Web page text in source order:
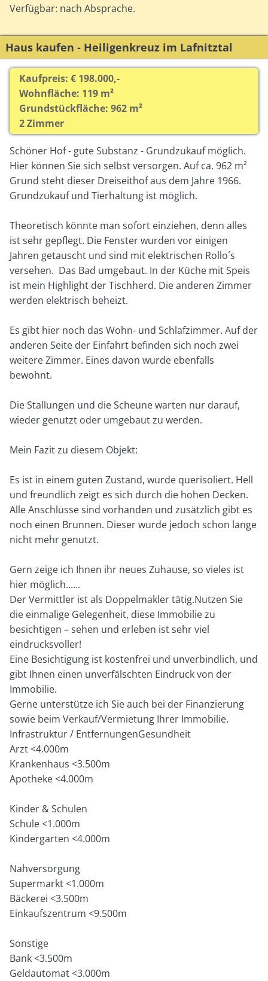
Verfügbar: nach Absprache.
Haus kaufen - Heiligenkreuz im Lafnitztal
Kaufpreis: € 198.000,-
Wohnfläche: 119 m²
Grundstückfläche: 962 m²
2 Zimmer
Schöner Hof - gute Substanz - Grundzukauf möglich.
Hier können Sie sich selbst versorgen. Auf ca. 962 m²
Grund steht dieser Dreiseithof aus dem Jahre 1966.
Grundzukauf und Tierhaltung ist möglich.
Theoretisch könnte man sofort einziehen, denn alles
ist sehr gepflegt. Die Fenster wurden vor einigen
Jahren getauscht und sind mit elektrischen Rollo´s
versehen. Das Bad umgebaut. In der Küche mit Speis
ist mein Highlight der Tischherd. Die anderen Zimmer
werden elektrisch beheizt.
Es gibt hier noch das Wohn- und Schlafzimmer. Auf der
anderen Seite der Einfahrt befinden sich noch zwei
weitere Zimmer. Eines davon wurde ebenfalls
bewohnt.
Die Stallungen und die Scheune warten nur darauf,
wieder genutzt oder umgebaut zu werden.
Mein Fazit zu diesem Objekt:
Es ist in einem guten Zustand, wurde querisoliert. Hell
und freundlich zeigt es sich durch die hohen Decken.
Alle Anschlüsse sind vorhanden und zusätzlich gibt es
noch einen Brunnen. Dieser wurde jedoch schon lange
nicht mehr genutzt.
Gern zeige ich Ihnen ihr neues Zuhause, so vieles ist
hier möglich......
Der Vermittler ist als Doppelmakler tätig.Nutzen Sie
die einmalige Gelegenheit, diese Immobilie zu
besichtigen – sehen und erleben ist sehr viel
eindrucksvoller!
Eine Besichtigung ist kostenfrei und unverbindlich, und
gibt Ihnen einen unverfälschten Eindruck von der
Immobilie.
Gerne unterstütze ich Sie auch bei der Finanzierung
sowie beim Verkauf/Vermietung Ihrer Immobilie.
Infrastruktur / EntfernungenGesundheit
Arzt <4.000m
Krankenhaus <3.500m
Apotheke <4.000m
Kinder & Schulen
Schule <1.000m
Kindergarten <4.000m
Nahversorgung
Supermarkt <1.000m
Bäckerei <3.500m
Einkaufszentrum <9.500m
Sonstige
Bank <3.500m
Geldautomat <3.000m